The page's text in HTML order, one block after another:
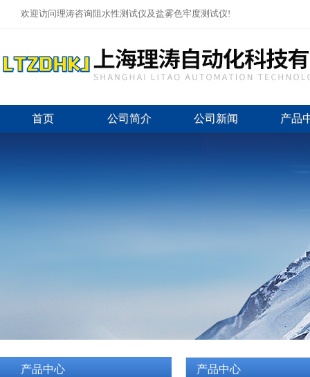
欢迎访问理涛咨询阻水性测试仪及盐雾色牢度测试仪!
首页 公司简介 公司新闻 产品
产品中心 产品中心